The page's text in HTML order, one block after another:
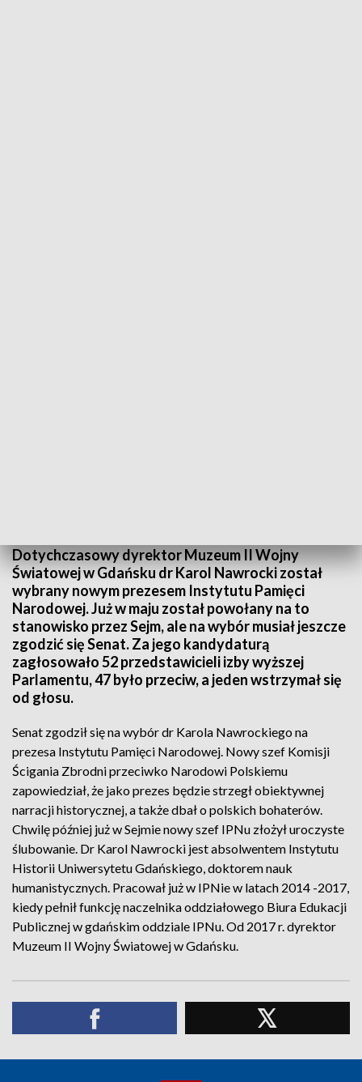
Dotychczasowy dyrektor Muzeum II Wojny
Światowej w Gdańsku dr Karol Nawrocki został
wybrany nowym prezesem Instytutu Pamięci
Narodowej. Już w maju został powołany na to
stanowisko przez Sejm, ale na wybór musiał jeszcze
zgodzić się Senat. Za jego kandydaturą
zagłosowało 52 przedstawicieli izby wyższej
Parlamentu, 47 było przeciw, a jeden wstrzymał się
od głosu.
Senat zgodził się na wybór dr Karola Nawrockiego na
prezesa Instytutu Pamięci Narodowej. Nowy szef Komisji
Ścigania Zbrodni przeciwko Narodowi Polskiemu
zapowiedział, że jako prezes będzie strzegł obiektywnej
narracji historycznej, a także dbał o polskich bohaterów.
Chwilę później już w Sejmie nowy szef IPNu złożył uroczyste
ślubowanie. Dr Karol Nawrocki jest absolwentem Instytutu
Historii Uniwersytetu Gdańskiego, doktorem nauk
humanistycznych. Pracował już w IPNie w latach 2014 -2017,
kiedy pełnił funkcję naczelnika oddziałowego Biura Edukacji
Publicznej w gdańskim oddziale IPNu. Od 2017 r. dyrektor
Muzeum II Wojny Światowej w Gdańsku.